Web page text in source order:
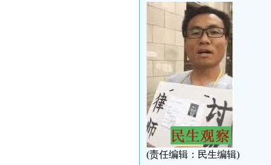
(责任编辑：民生编辑)